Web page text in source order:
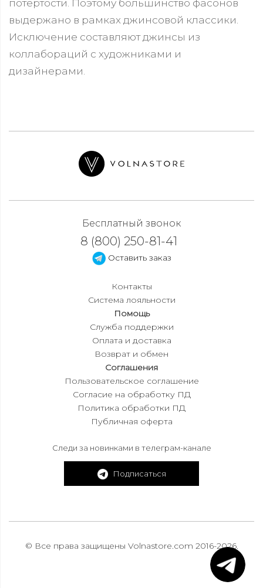
потертости. Поэтому большинство фасонов
выдержано в рамках джинсовой классики.
Исключение составляют джинсы из
коллабораций с художниками и
дизайнерами.
Бесплатный звонок
8 (800) 250-81-41
Оставить заказ
Контакты
Система лояльности
Помощь
Служба поддержки
Оплата и доставка
Возврат и обмен
Соглашения
Пользовательское соглашение
Согласие на обработку ПД
Политика обработки ПД
Публичная оферта
Следи за новинками в телеграм-канале
Подписаться
© Все права защищены Volnastore.com 2016-2026.